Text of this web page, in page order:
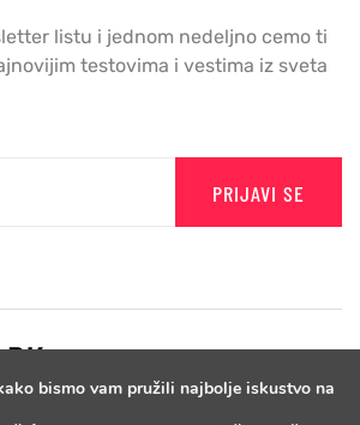
listu i jednom nedeljno cemo ti
testovima i vestima iz sveta
PRIJAVI SE
bismo vam pružili najbolje iskustvo na